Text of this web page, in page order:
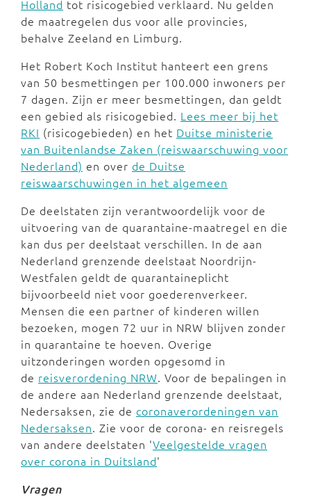
Holland tot risicogebied verklaard. Nu gelden
de maatregelen dus voor alle provincies,
behalve Zeeland en Limburg.
Het Robert Koch Institut hanteert een grens
van 50 besmettingen per 100.000 inwoners per
7 dagen. Zijn er meer besmettingen, dan geldt
een gebied als risicogebied. Lees meer bij het
RKI (risicogebieden) en het Duitse ministerie
van Buitenlandse Zaken (reiswaarschuwing voor
Nederland) en over de Duitse
reiswaarschuwingen in het algemeen
De deelstaten zijn verantwoordelijk voor de
uitvoering van de quarantaine-maatregel en die
kan dus per deelstaat verschillen. In de aan
Nederland grenzende deelstaat Noordrijn-
Westfalen geldt de quarantaineplicht
bijvoorbeeld niet voor goederenverkeer.
Mensen die een partner of kinderen willen
bezoeken, mogen 72 uur in NRW blijven zonder
in quarantaine te hoeven. Overige
uitzonderingen worden opgesomd in
de reisverordening NRW. Voor de bepalingen in
de andere aan Nederland grenzende deelstaat,
Nedersaksen, zie de coronaverordeningen van
Nedersaksen. Zie voor de corona- en reisregels
van andere deelstaten 'Veelgestelde vragen
over corona in Duitsland'
Vragen